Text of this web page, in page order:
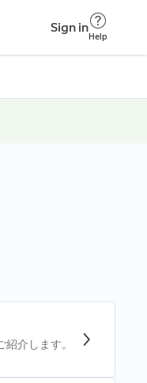
Sign in
Help
介します。